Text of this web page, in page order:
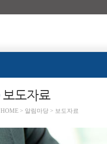
보도자료
HOME > 알림마당 > 보도자료